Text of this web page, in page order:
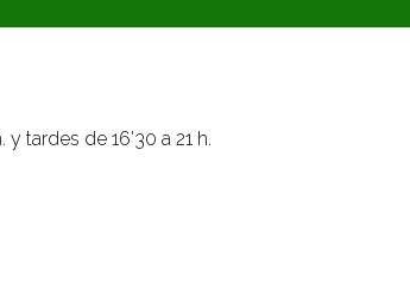
y tardes de 16’30 a 21 h.